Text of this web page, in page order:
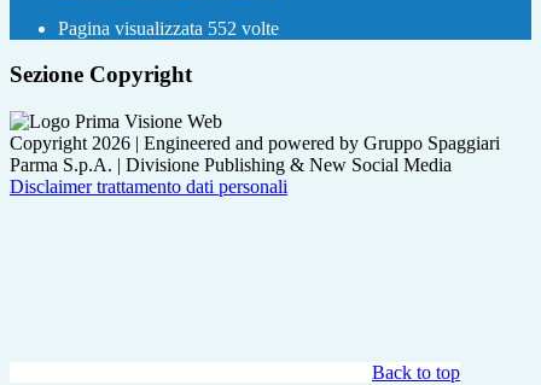
Pagina visualizzata 552 volte
Sezione Copyright
Copyright 2026 | Engineered and powered by Gruppo Spaggiari
Parma S.p.A. | Divisione Publishing & New Social Media
Disclaimer trattamento dati personali
Back to top